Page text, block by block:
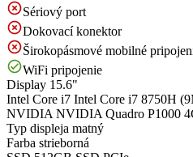
Sériový port
Dokovací konektor
Širokopásmové mobilné
WiFi pripojenie
Display 15.6"
Intel Core i7 Intel Core i7 8750H
NVIDIA NVIDIA Quadro P1000
Typ displeja matný
Farba strieborná